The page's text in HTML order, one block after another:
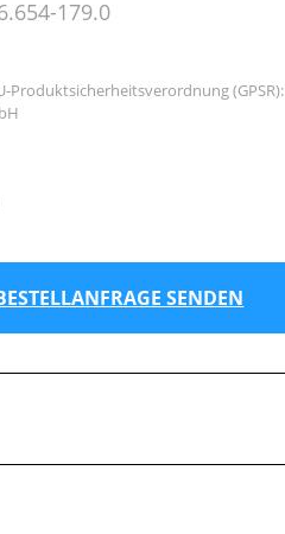
179.0
Produktsicherheitsverordnung (GPSR):
SENDEN